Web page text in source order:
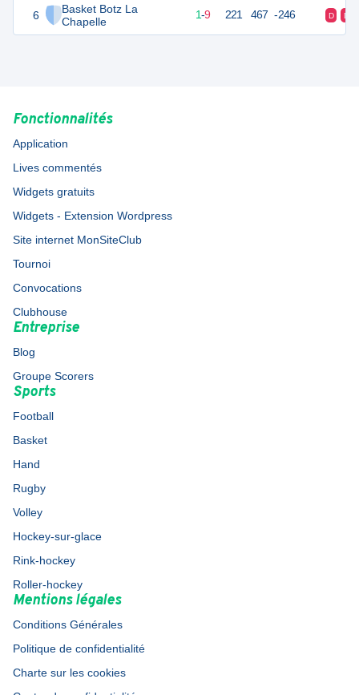
6
Basket Botz La
Chapelle
1-9 221 467 -246 D D
Fonctionnalités
Application
Lives commentés
Widgets gratuits
Widgets - Extension Wordpress
Site internet MonSiteClub
Tournoi
Convocations
Clubhouse
Entreprise
Blog
Groupe Scorers
Sports
Football
Basket
Hand
Rugby
Volley
Hockey-sur-glace
Rink-hockey
Roller-hockey
Mentions légales
Conditions Générales
Politique de confidentialité
Charte sur les cookies